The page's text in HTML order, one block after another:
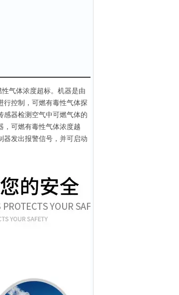
气体浓度超标。机器是由
行控制，可燃有毒性气体探
感器检测空气中可燃气体的
，可燃有毒性气体浓度越
器发出报警信号，并可启动